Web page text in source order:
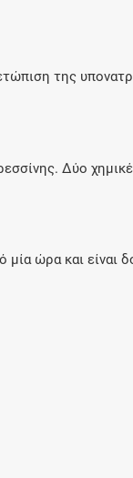
της
Δύο
μία ώρα και είναι